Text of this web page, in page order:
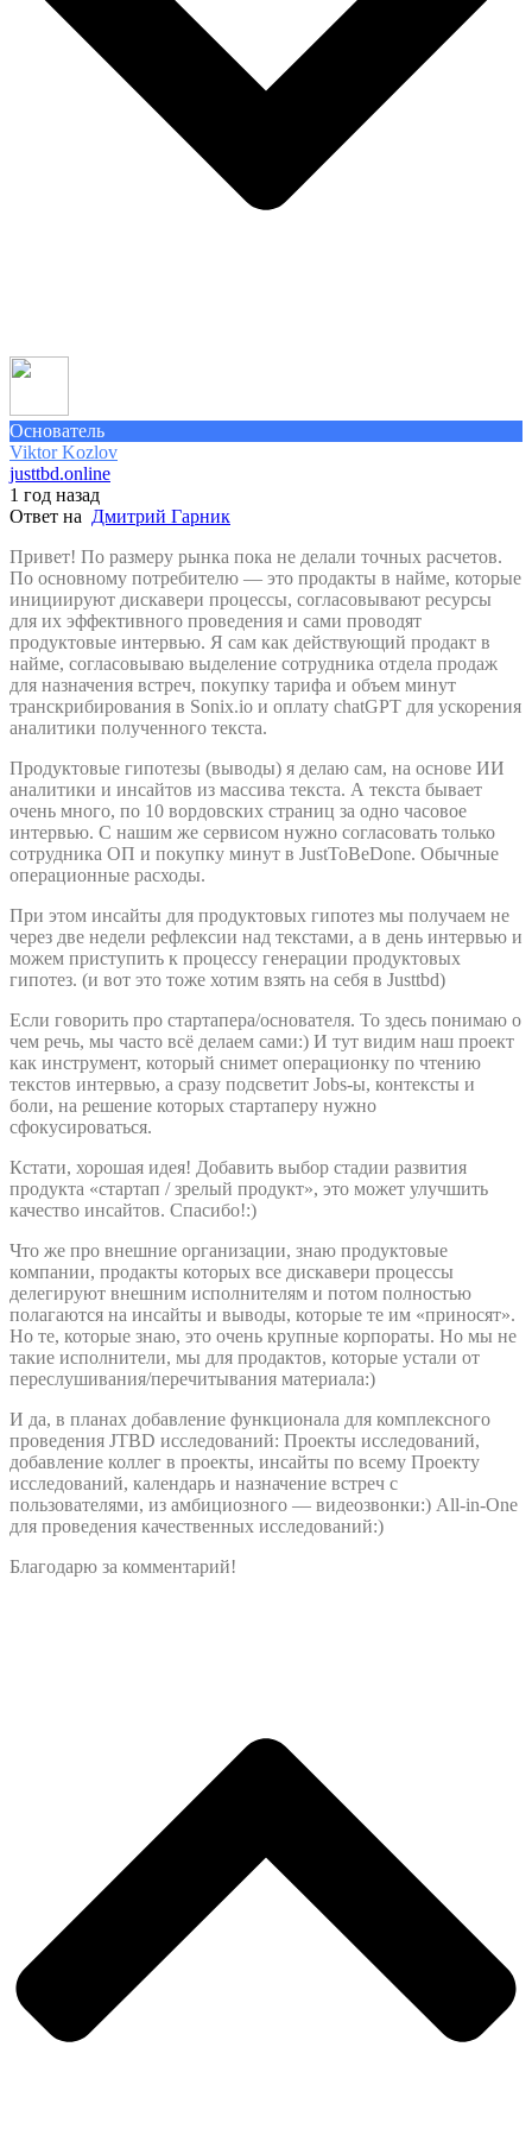
Основатель
Viktor Kozlov
justtbd.online
1 год назад
Ответ на Дмитрий Гарник
Привет! По размеру рынка пока не делали точных расчетов.
По основному потребителю — это продакты в найме, которые
инициируют дискавери процессы, согласовывают ресурсы
для их эффективного проведения и сами проводят
продуктовые интервью. Я сам как действующий продакт в
найме, согласовываю выделение сотрудника отдела продаж
для назначения встреч, покупку тарифа и объем минут
транскрибирования в Sonix.io и оплату chatGPT для ускорения
аналитики полученного текста.
Продуктовые гипотезы (выводы) я делаю сам, на основе ИИ
аналитики и инсайтов из массива текста. А текста бывает
очень много, по 10 вордовских страниц за одно часовое
интервью. С нашим же сервисом нужно согласовать только
сотрудника ОП и покупку минут в JustToBeDone. Обычные
операционные расходы.
При этом инсайты для продуктовых гипотез мы получаем не
через две недели рефлексии над текстами, а в день интервью и
можем приступить к процессу генерации продуктовых
гипотез. (и вот это тоже хотим взять на себя в Justtbd)
Если говорить про стартапера/основателя. То здесь понимаю о
чем речь, мы часто всё делаем сами:) И тут видим наш проект
как инструмент, который снимет операционку по чтению
текстов интервью, а сразу подсветит Jobs-ы, контексты и
боли, на решение которых стартаперу нужно
сфокусироваться.
Кстати, хорошая идея! Добавить выбор стадии развития
продукта «стартап / зрелый продукт», это может улучшить
качество инсайтов. Спасибо!:)
Что же про внешние организации, знаю продуктовые
компании, продакты которых все дискавери процессы
делегируют внешним исполнителям и потом полностью
полагаются на инсайты и выводы, которые те им «приносят».
Но те, которые знаю, это очень крупные корпораты. Но мы не
такие исполнители, мы для продактов, которые устали от
переслушивания/перечитывания материала:)
И да, в планах добавление функционала для комплексного
проведения JTBD исследований: Проекты исследований,
добавление коллег в проекты, инсайты по всему Проекту
исследований, календарь и назначение встреч с
пользователями, из амбициозного — видеозвонки:) All-in-One
для проведения качественных исследований:)
Благодарю за комментарий!